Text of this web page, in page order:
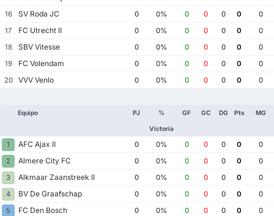
16
SV Roda JC 0 0% 0 0 0 0
0
17
FC Utrecht II 0 0% 0 0 0 0
0
18
SBV Vitesse 0 0% 0 0 0 0
0
19
FC Volendam 0 0% 0 0 0 0
0
20
VVV Venlo 0 0% 0 0 0 0 0
Equipo PJ %
Victoria
GF GC DG Pts MG
1 AFC Ajax II 0 0% 0 0 0 0
0
2
Almere City FC 0 0% 0 0 0 0
0
3
Alkmaar Zaanstreek II 0 0% 0 0 0 0
0
4
BV De Graafschap 0 0% 0 0 0 0
0
5
FC Den Bosch 0 0% 0 0 0 0
0